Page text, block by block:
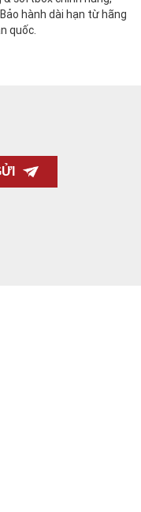
hành dài hạn từ hãng
quốc.